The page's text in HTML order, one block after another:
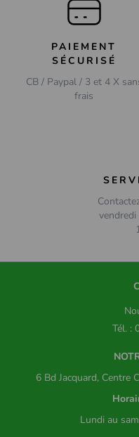
PAIEMENT
SÉCURISÉ
CB / Paypal / 3 et 4 X
frais
Tél. :
6 Bd Jacquard, Centre
Lundi au